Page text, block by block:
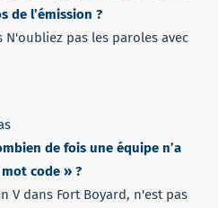
de l’émission ?
pas les paroles avec
de fois une équipe n’a
code » ?
V dans Fort Boyard, n'est pas